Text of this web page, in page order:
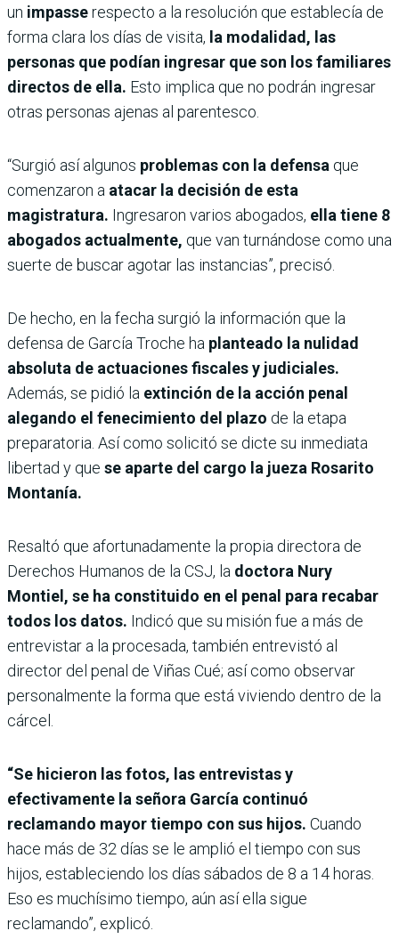
un impasserespecto a la resolución que establecía de
forma clara los días de visita, la modalidad, las
personas que podían ingresar que son los familiares
directos de ella. Esto implica que no podrán ingresar
otras personas ajenas al parentesco.
“Surgió así algunos problemas con la defensa que
comenzaron a atacar la decisión de esta
magistratura. Ingresaron varios abogados, ella tiene 8
abogados actualmente, que van turnándose como una
suerte de buscar agotar las instancias”, precisó.
De hecho, en la fecha surgió la información que la
defensa de García Troche ha planteado la nulidad
absoluta de actuaciones fiscales y judiciales.
Además, se pidió la extinción de la acción penal
alegando el fenecimiento del plazo de la etapa
preparatoria. Así como solicitó se dicte su inmediata
libertad y que se aparte del cargo la jueza Rosarito
Montanía.
Resaltó que afortunadamente la propia directora de
Derechos Humanos de la CSJ, la doctora Nury
Montiel, se ha constituido en el penal para recabar
todos los datos. Indicó que su misión fue a más de
entrevistar a la procesada, también entrevistó al
director del penal de Viñas Cué; así como observar
personalmente la forma que está viviendo dentro de la
cárcel.
“Se hicieron las fotos, las entrevistas y
efectivamente la señora García continuó
reclamando mayor tiempo con sus hijos. Cuando
hace más de 32 días se le amplió el tiempo con sus
hijos, estableciendo los días sábados de 8 a 14 horas.
Eso es muchísimo tiempo, aún así ella sigue
reclamando”, explicó.